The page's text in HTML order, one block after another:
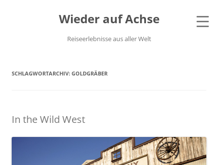
Wieder auf Achse
Reiseerlebnisse aus aller Welt
SCHLAGWORTARCHIV: GOLDGRÄBER
In the Wild West